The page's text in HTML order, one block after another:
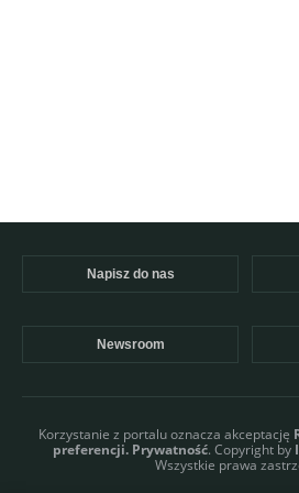
Napisz do nas
Newsroom
Korzystanie z portalu oznacza akceptację
preferencji. Prywatność. Copyright by
Wszystkie prawa